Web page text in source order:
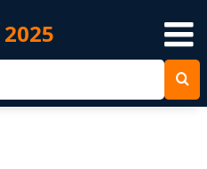
2025